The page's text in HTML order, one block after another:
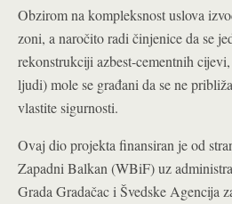
Obzirom na kompleksnost uslova
zoni, a naročito radi činjenice da se
rekonstrukciji azbest-cementnih
ljudi) mole se građani da se ne
vlastite sigurnosti.
Ovaj dio projekta finansiran je od
Zapadni Balkan (WBiF) uz
Grada Gradačac i Švedske Agencija